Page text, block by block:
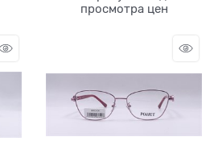
просмотра цен